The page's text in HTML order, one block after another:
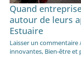
Quand
autour de leurs
Estuaire
Laisser un commentaire
innovantes, Bien-être et
de
leurs
appétences
–
C.C.I.